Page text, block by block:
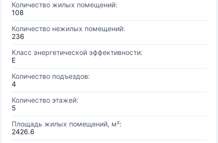
Количество жилых помещений:
108
Количество нежилых помещений:
236
Класс энергетической эффективности:
E
Количество подъездов:
4
Количество этажей:
5
Площадь жилых помещений, м²:
2426.6